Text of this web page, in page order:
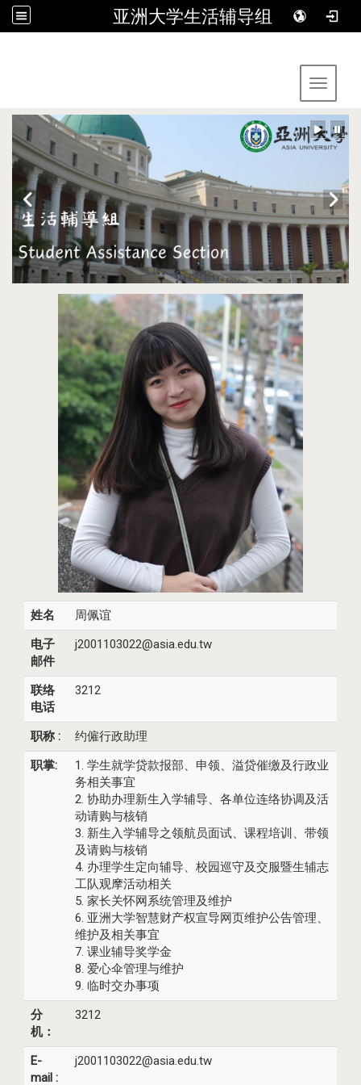
亚洲大学生活辅导组
Toggle
姓名
周佩谊
电子
邮件
j2001103022@asia.edu.tw
联络
电话
3212
职称 :
约僱行政助理
职掌:
1. 学生就学贷款报部、申领、溢贷催缴及行政业
务相关事宜
2. 协助办理新生入学辅导、各单位连络协调及活
动请购与核销
3. 新生入学辅导之领航员面试、课程培训、带领
及请购与核销
4. 办理学生定向辅导、校园巡守及交服暨生辅志
工队观摩活动相关
5. 家长关怀网系统管理及维护
6. 亚洲大学智慧财产权宣导网页维护公告管理、
维护及相关事宜
7. 课业辅导奖学金
8. 爱心伞管理与维护
9. 临时交办事项
分
机：
3212
E-
mail :
j2001103022@asia.edu.tw